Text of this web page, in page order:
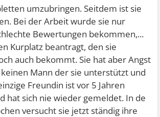
umzubringen. Seitdem ist sie
Bei der Arbeit wurde sie nur
Bewertungen bekommen,...
Kurplatz beantragt, den sie
auch bekommt. Sie hat aber Angst
Mann der sie unterstützt und
Freundin ist vor 5 Jahren
hat sich nie wieder gemeldet. In de
versucht sie jetzt ständig ihre